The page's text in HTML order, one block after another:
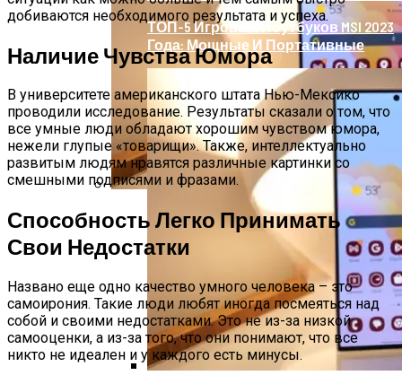
Топ Недорогих Смартфонов: 5 Моделей
До 300$
ТОП-5 Игровых Ноутбуков MSI 2023
Года: Мощные И Портативные
добиваются необходимого результата и успеха.
Наличие Чувства Юмора
В университете американского штата Нью-Мексико
проводили исследование. Результаты сказали о том, что
все умные люди обладают хорошим чувством юмора,
нежели глупые «товарищи». Также, интеллектуально
развитым людям нравятся различные картинки со
смешными подписями и фразами.
Способность Легко Принимать
Свои Недостатки
Названо еще одно качество умного человека – это
самоирония. Такие люди любят иногда посмеяться над
собой и своими недостатками. Это не из-за низкой
самооценки, а из-за того, что они понимают, что все
никто не идеален и у каждого есть минусы.